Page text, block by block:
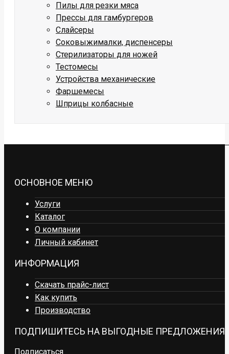
Пилы для резки мяса
Прессы для гамбургеров
Слайсеры
Соковыжималки, диспенсеры
Стерилизаторы для ножей
Тестомесы
Устройства механические
Фаршемесы
Шприцы колбасные
ОСНОВНОЕ МЕНЮ
Услуги
Каталог
О компании
Личный кабинет
ИНФОРМАЦИЯ
Скачать прайс-лист
Как купить
Производство
ПОДПИШИТЕСЬ НА ВЫГОДНЫЕ ПРЕДЛОЖЕНИЯ
Подписаться